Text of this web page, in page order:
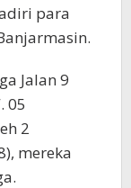
para
Jalan 9
05
2
mereka